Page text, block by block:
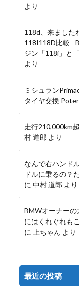
より
118d、来ました
118I118D比較 -
ジン「118i」と
より
ミシュラン
タイヤ交換
走行210,000km
村 道郎 より
なんで右ハンド
ドルに乗るの？
に 中村 道郎 より
BMWオーナー
にはくれぐれも
に
上ちゃん より
最近の投稿